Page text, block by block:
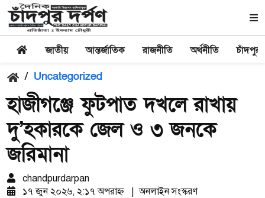
জাতীয় আন্তর্জাতিক রাজনীতি অর্থনীতি চাঁদপুর
/ Uncategorized
হাজীগঞ্জে ফুটপাত দখলে রাখায়
দু’হকারকে জেল ও ৩ জনকে
জরিমানা
chandpurdarpan
১৭ জুন ২০২৬, ২:১৭ অপরাহ্ন
অনলাইন সংস্করণ